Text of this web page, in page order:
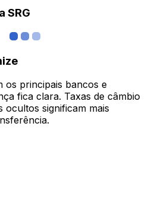
SRG
os principais bancos e
fica clara. Taxas de câmbio
ocultos significam mais